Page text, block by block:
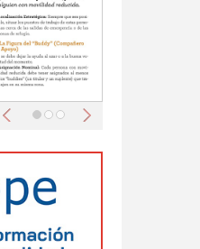
Anterior Siguiente